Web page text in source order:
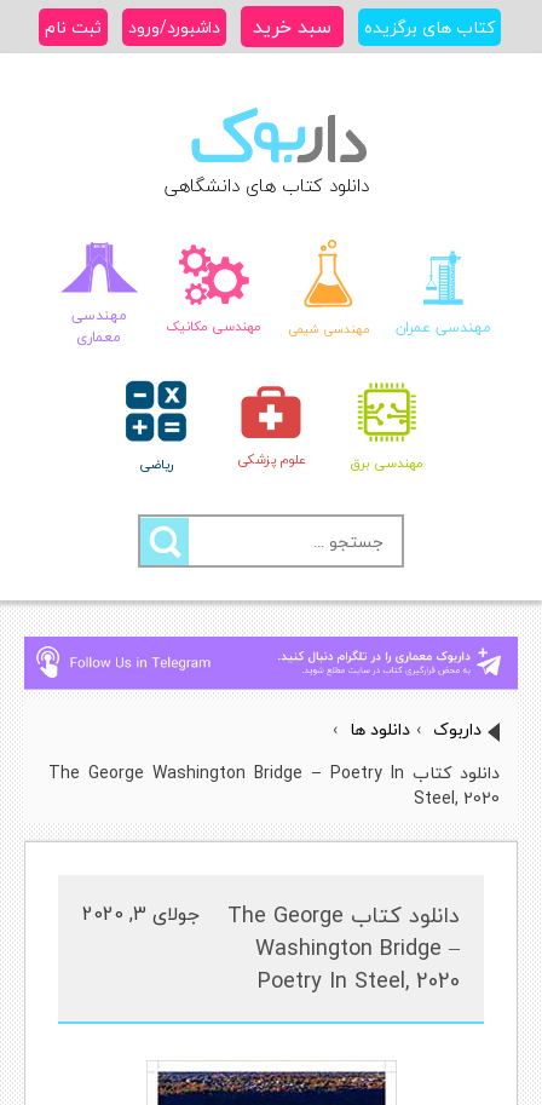
کتاب های برگزیده سبد خرید داشبورد/ورود ثبت نام
دانلود کتاب های دانشگاهی
مهندسی عمران مهندسی شیمی مهندسی مکانیک
مهندسی
معماری
مهندسی برق علوم پزشکی ریاضی
جستجو
برای:
داربوک › دانلود ها ›
دانلود کتاب The George Washington Bridge – Poetry In
Steel, 2020
دانلود کتاب The George
Washington Bridge –
Poetry In Steel, 2020
جولای 3, 2020